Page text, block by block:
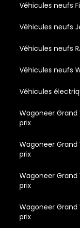
Véhicules neufs
Véhicules neufs
Véhicules neufs
Véhicules neufs
Véhicules
Wagoneer
prix
Wagoneer
prix
Wagoneer
prix
Wagoneer
prix